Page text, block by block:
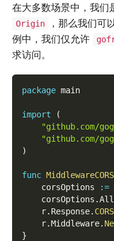
在大多数场景中，我们
Origin
，那么我们可
例中，我们仅允许
求访问。
package main
import
(
"github.com/
"github.com/
)
func MiddlewareCORS
    corsOptions
:=
    corsOptions
.
    r
. Response. CORS
    r
.Middleware.
}